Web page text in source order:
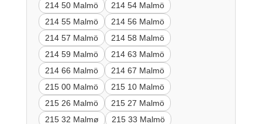
214 50 Malmö
214 54 Malmö
214 55 Malmö
214 56 Malmö
214 57 Malmö
214 58 Malmö
214 59 Malmö
214 63 Malmö
214 66 Malmö
214 67 Malmö
215 00 Malmö
215 10 Malmö
215 26 Malmö
215 27 Malmö
215 32 Malmø
215 33 Malmö